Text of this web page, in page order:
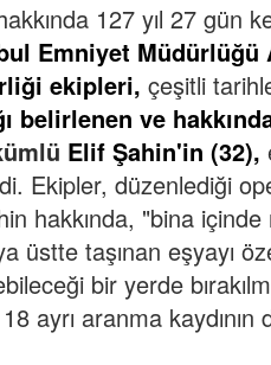
127 yıl 27 gün
Emniyet Müdürlüğü
ekipleri, çeşitli
belirlenen ve
Elif Şahin'in (32),
Ekipler, düzenlediği
hakkında, "bina
üstte taşınan eşyayı
bir yerde
ayrı aranma